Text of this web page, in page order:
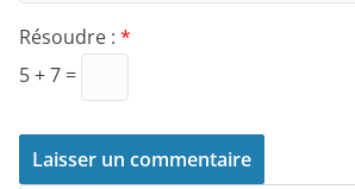
Résoudre : *
5 + 7 =